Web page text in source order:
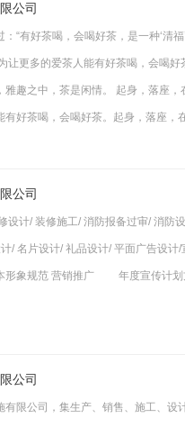
公司
“有好茶喝，会喝好茶，是一种‘清
让更多的爱茶人能有好茶喝，会喝
雅趣之中，茶是闲情。 起身，落座
有好茶喝，会喝好茶。起身，落座
公司
计/ 装修施工/ 消防报备过审/ 消防
计/ 名片设计/ 礼品设计/ 平面广告
形象规范 营销推广 年度宣传计划
公司
有限公司，集生产、销售、施工、